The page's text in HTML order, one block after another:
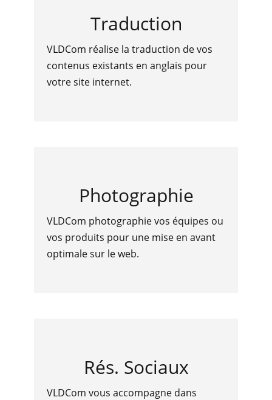
Traduction
VLDCom réalise la traduction de vos
contenus existants en anglais pour
votre site internet.
Photographie
VLDCom photographie vos équipes ou
vos produits pour une mise en avant
optimale sur le web.
Rés. Sociaux
VLDCom vous accompagne dans